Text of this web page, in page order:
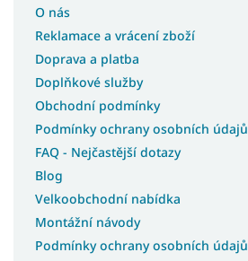
O nás
Reklamace a vrácení zboží
Doprava a platba
Doplňkové služby
Obchodní podmínky
Podmínky ochrany osobních údajů
FAQ - Nejčastější dotazy
Blog
Velkoobchodní nabídka
Montážní návody
Podmínky ochrany osobních údajů